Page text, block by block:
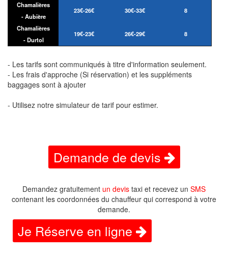
Chamalières
- Aubière
23€-26€ 30€-33€ 8
Chamalières
- Durtol
19€-23€ 26€-29€ 8
- Les tarifs sont communiqués à titre d'information seulement.
- Les frais d'approche (Si réservation) et les suppléments
baggages sont à ajouter
- Utilisez notre simulateur de tarif pour estimer.
Demande de devis
Demandez gratuitement un devis taxi et recevez un SMS
contenant les coordonnées du chauffeur qui correspond à votre
demande.
Je Réserve en ligne